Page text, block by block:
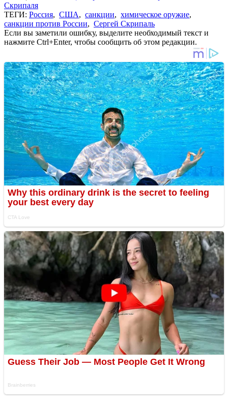
Скрипаля
ТЕГИ: Россия, США, санкции, химическое оружие,
санкции против России, Сергей Скрипаль
Если вы заметили ошибку, выделите необходимый текст и
нажмите Ctrl+Enter, чтобы сообщить об этом редакции.